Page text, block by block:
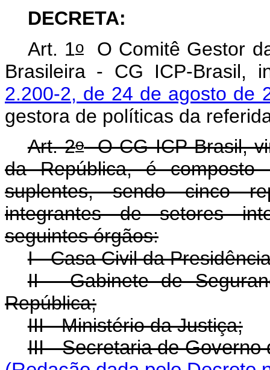
DECRETA:
Art. 1oO Comitê Gestor
Brasileira - CG ICP-Brasil,
2.200-2, de 24 de agosto de
gestora de políticas da
Art. 2oO CG ICP-Brasil,
da República, é composto
suplentes, sendo cinco
integrantes de setores
seguintes órgãos:
I - Casa Civil da
II - Gabinete de
República;
III - Ministério da Justiça;
III - Secretaria de